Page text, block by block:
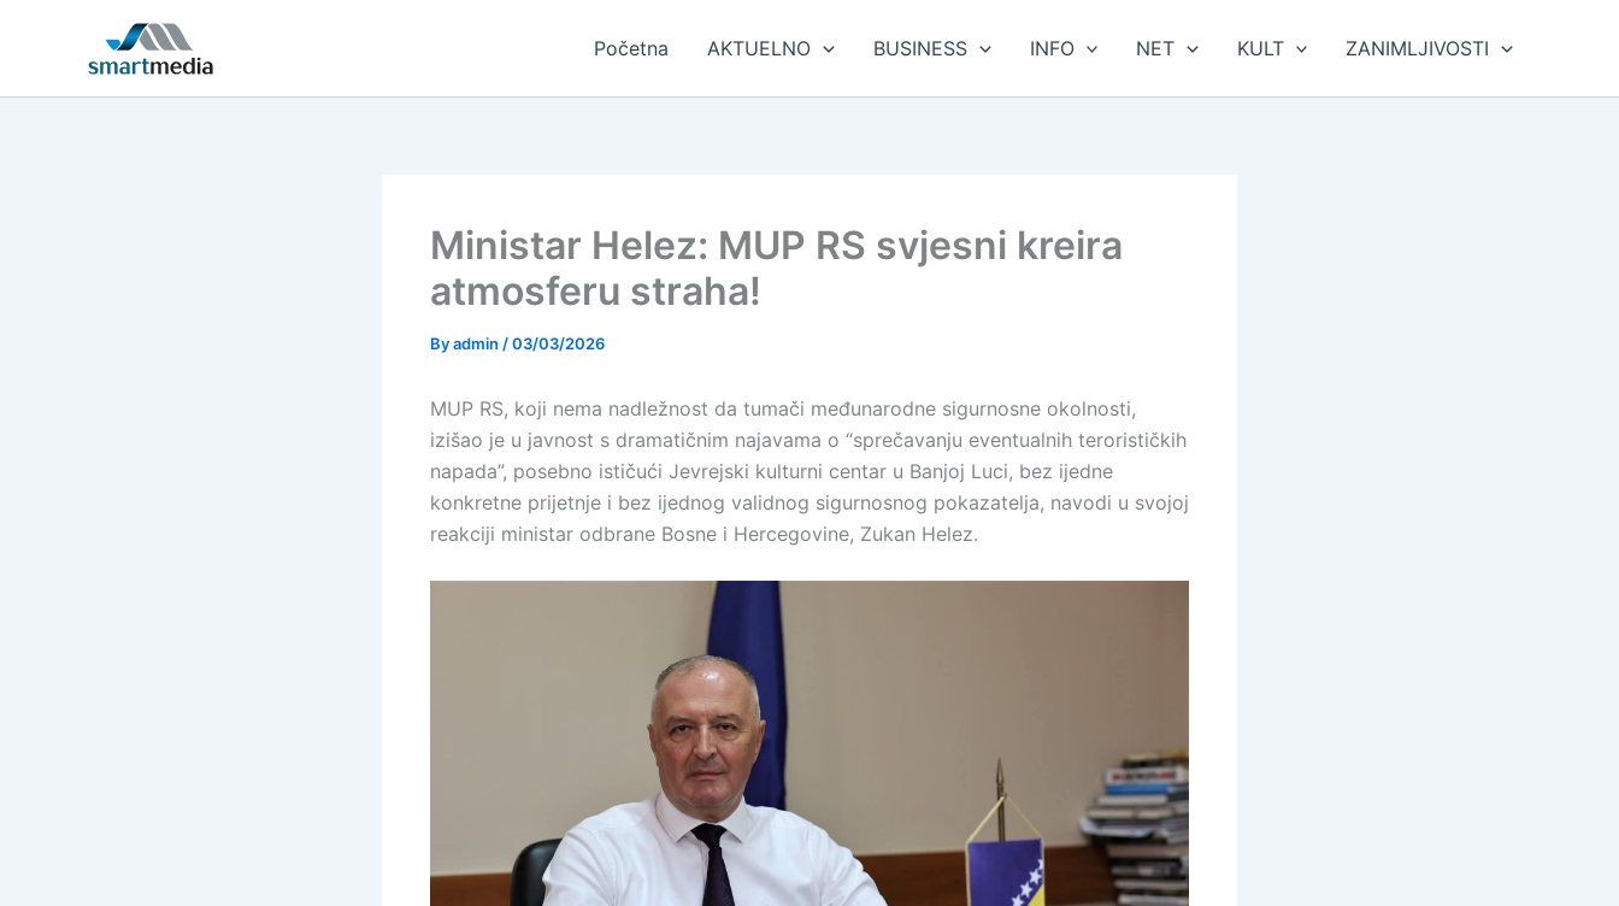
Početna AKTUELNO BUSINESS INFO NET KULT ZANIMLJIVOSTI
Ministar Helez: MUP RS svjesni kreira
atmosferu straha!
Byadmin /03/03/2026
MUP RS, koji nema nadležnost da tumači međunarodne sigurnosne okolnosti,
izišao je u javnost s dramatičnim najavama o “sprečavanju eventualnih terorističkih
napada”, posebno ističući Jevrejski kulturni centar u Banjoj Luci, bez ijedne
konkretne prijetnje i bez ijednog validnog sigurnosnog pokazatelja, navodi u svojoj
reakciji ministar odbrane Bosne i Hercegovine, Zukan Helez.